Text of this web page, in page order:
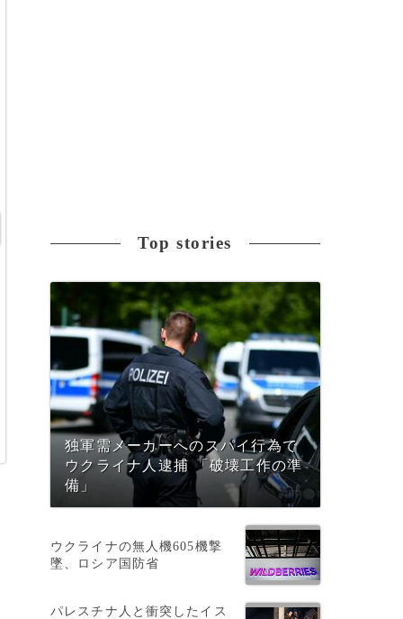
Top stories
独軍需メーカーへのスパイ行為で
ウクライナ人逮捕 「破壊工作の準
備」
ウクライナの無人機605機撃
墜、ロシア国防省
パレスチナ人と衝突したイス